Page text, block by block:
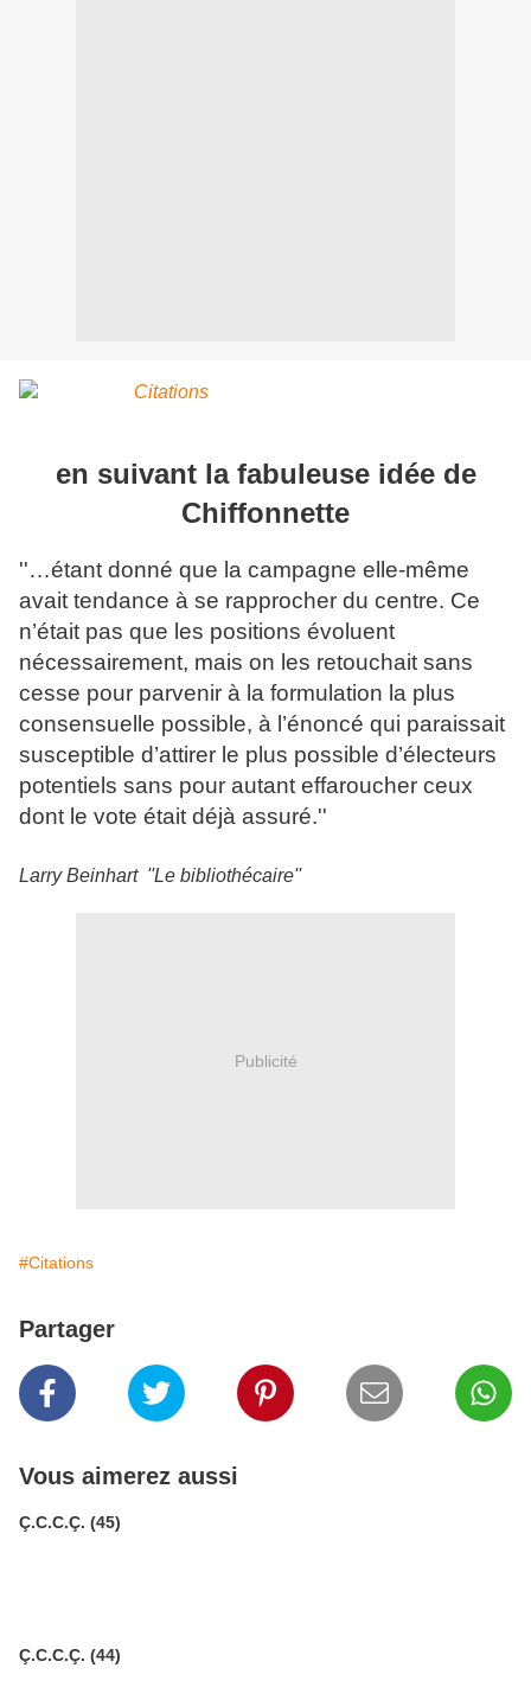
en suivant la fabuleuse idée de
Chiffonnette
''…étant donné que la campagne elle-même
avait tendance à se rapprocher du centre. Ce
n’était pas que les positions évoluent
nécessairement, mais on les retouchait sans
cesse pour parvenir à la formulation la plus
consensuelle possible, à l’énoncé qui paraissait
susceptible d’attirer le plus possible d’électeurs
potentiels sans pour autant effaroucher ceux
dont le vote était déjà assuré.''
Larry Beinhart ''Le bibliothécaire''
Publicité
#Citations
Partager
Vous aimerez aussi
Ç.C.C.Ç. (45)
Ç.C.C.Ç. (44)